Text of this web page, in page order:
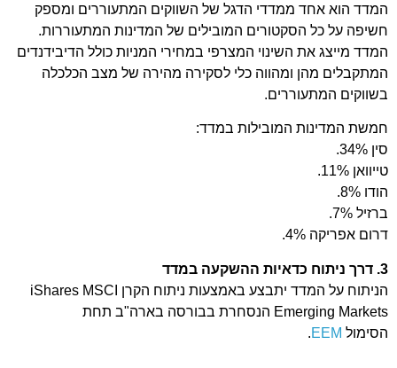
המדד הוא אחד ממדדי הדגל של השווקים המתעוררים ומספק
חשיפה על כל הסקטורים המובילים של המדינות המתעוררות.
המדד מייצג את השינוי המצרפי במחירי המניות כולל הדיבידנדים
המתקבלים מהן ומהווה כלי לסקירה מהירה של מצב הכלכלה
בשווקים המתעוררים.
חמשת המדינות המובילות במדד:
סין 34%.
טייוואן 11%.
הודו 8%.
ברזיל 7%.
דרום אפריקה 4%.
3. דרך ניתוח כדאיות ההשקעה במדד
הניתוח על המדד יתבצע באמצעות ניתוח הקרן iShares MSCI
Emerging Markets הנסחרת בבורסה בארה"ב תחת
הסימול EEM
.